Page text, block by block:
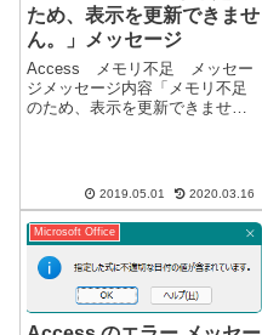
ため、表示を更新できませ
ん。」メッセージ
Access メモリ不足 メッセー
ジメッセージ内容「メモリ不足
のため、表示を更新できませ
ポートが終了しているので、解
決できるか分からない状態で
す...
2019.05.01 2020.03.16
Microsoft Office